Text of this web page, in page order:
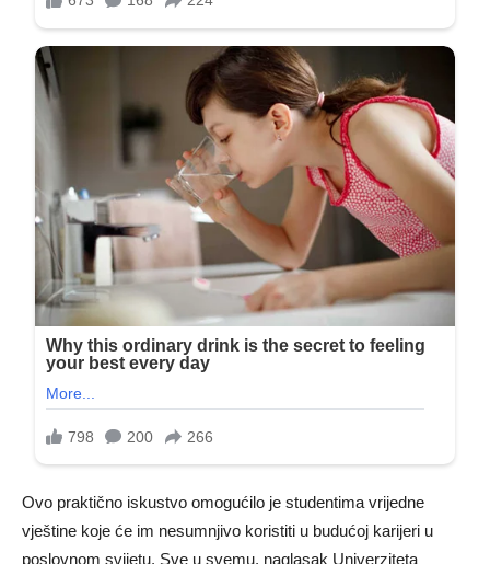
Ovo praktično iskustvo omogućilo je studentima vrijedne
vještine koje će im nesumnjivo koristiti u budućoj karijeri u
poslovnom svijetu. Sve u svemu, naglasak Univerziteta